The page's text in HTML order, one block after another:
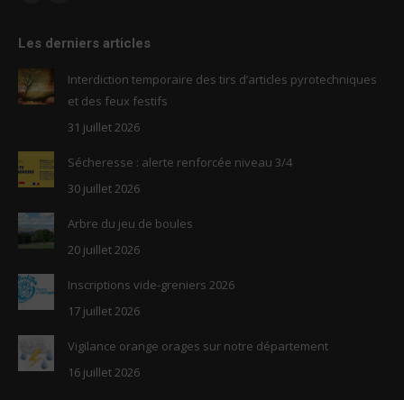
opens
in
new
opens
new
window
Les derniers articles
Interdiction temporaire des tirs d’articles pyrotechniques
et des feux festifs
31 juillet 2026
Sécheresse : alerte renforcée niveau 3/4
30 juillet 2026
Arbre du jeu de boules
20 juillet 2026
Inscriptions vide-greniers 2026
17 juillet 2026
Vigilance orange orages sur notre département
16 juillet 2026